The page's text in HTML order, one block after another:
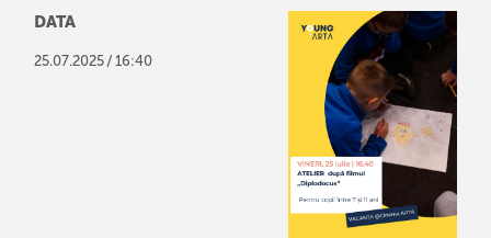
DATA
25.07.2025 / 16:40